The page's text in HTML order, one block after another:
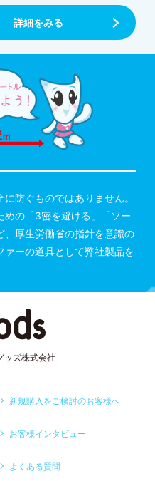
詳細をみる
防ぐものではありません。
めの「3密を避ける」「ソー
、厚生労働省の指針を意識の
ァーの道具として弊社製品を
ッズ株式会社
新規購入をご検討のお客様へ
お客様インタビュー
よくある質問